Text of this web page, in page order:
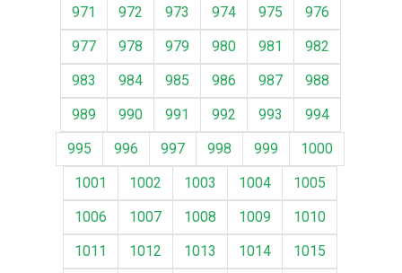
971
972 973 974 975
976
977
978 979 980 981
982
983
984 985 986 987
988
989
990 991 992 993
994
995
996 997 998 999
1000
1001
1002 1003 1004
1005
1006
1007 1008 1009
1010
1011
1012 1013 1014
1015